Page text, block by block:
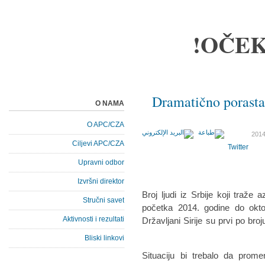
Dramatično
Twitter
Broj ljudi iz Srbije koji traže
početka 2014. godine do
Državljani Sirije su prvi po
Situaciju bi trebalo da
O NAMA
O APC/CZA
Ciljevi APC/CZA
Upravni odbor
Izvršni direktor
Stručni savet
Aktivnosti i rezultati
Bliski linkovi